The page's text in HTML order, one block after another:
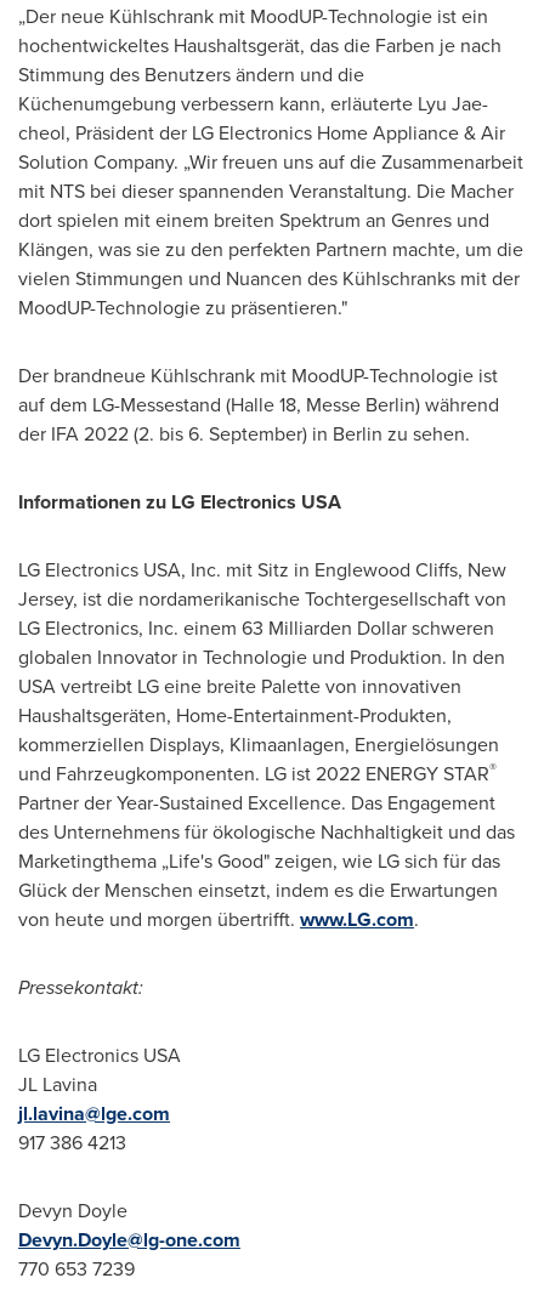
„Der neue Kühlschrank mit MoodUP-Technologie ist ein
hochentwickeltes Haushaltsgerät, das die Farben je nach
Stimmung des Benutzers ändern und die
Küchenumgebung verbessern kann, erläuterte Lyu Jae-
cheol, Präsident der LG Electronics Home Appliance & Air
Solution Company. „Wir freuen uns auf die Zusammenarbeit
mit NTS bei dieser spannenden Veranstaltung. Die Macher
dort spielen mit einem breiten Spektrum an Genres und
Klängen, was sie zu den perfekten Partnern machte, um die
vielen Stimmungen und Nuancen des Kühlschranks mit der
MoodUP-Technologie zu präsentieren."
Der brandneue Kühlschrank mit MoodUP-Technologie ist
auf dem LG-Messestand (Halle 18, Messe Berlin) während
der IFA 2022 (2. bis 6. September) in Berlin zu sehen.
Informationen zu LG Electronics USA
LG Electronics USA, Inc. mit Sitz in Englewood Cliffs, New
Jersey, ist die nordamerikanische Tochtergesellschaft von
LG Electronics, Inc. einem 63 Milliarden Dollar schweren
globalen Innovator in Technologie und Produktion. In den
USAvertreibt LG eine breite Palette von innovativen
Haushaltsgeräten, Home-Entertainment-Produkten,
kommerziellen Displays, Klimaanlagen, Energielösungen
und Fahrzeugkomponenten. LG ist 2022 ENERGY STAR®
Partner der Year-Sustained Excellence. Das Engagement
des Unternehmens für ökologische Nachhaltigkeit und das
Marketingthema „Life's Good" zeigen, wie LG sich für das
Glück der Menschen einsetzt, indem es die Erwartungen
von heute und morgen übertrifft. www.LG.com.
Pressekontakt:
LG Electronics USA
JL Lavina
jl.lavina@lge.com
917 386 4213
Devyn Doyle
Devyn.Doyle@lg-one.com
770 653 7239